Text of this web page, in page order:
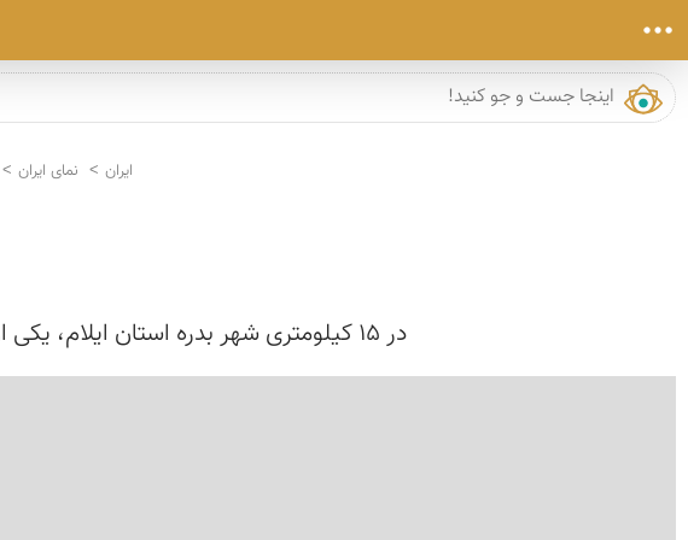
ایران نمای ایران
در ۱۵ کیلومتری شهر بدره استان ایلام، یکی از جاذبه‌های دیدنی استان ایلام قرار دارد که به تنگ کافری معروف است.